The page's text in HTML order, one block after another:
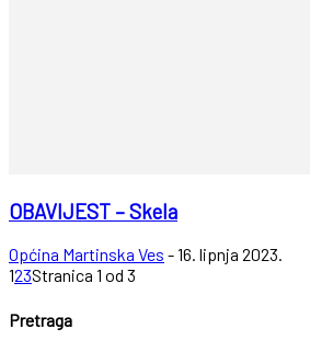
OBAVIJEST – Skela
Općina Martinska Ves -16. lipnja 2023.
123Stranica 1 od 3
Pretraga